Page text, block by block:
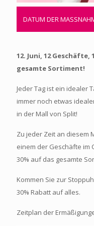
DATUM DER
12. Juni, 12
gesamte Sortiment!
Jeder Tag ist ein idealer
immer noch etwas
in der Mall von Split!
Zu jeder Zeit an diesem
einem der Geschäfte im
30% auf das gesamte
Kommen Sie zur
30% Rabatt auf alles.
Zeitplan der